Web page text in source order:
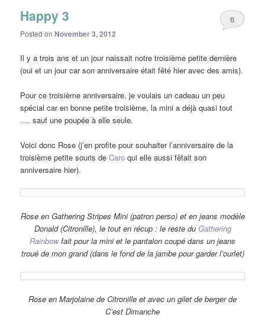
Happy 3
Posted on November 3, 2012
6
Il y a trois ans et un jour naissait notre troisième petite dernière
(oui et un jour car son anniversaire était fêté hier avec des amis).
Pour ce troisième anniversaire, je voulais un cadeau un peu
spécial car en bonne petite troisième, la mini a déjà quasi tout
…. sauf une poupée à elle seule.
Voici donc Rose (j’en profite pour souhaiter l’anniversaire de la
troisième petite souris deCaro qui elle aussi fêtait son
anniversaire hier).
Rose en Gathering Stripes Mini (patron perso) et en jeans modèle
Donald (Citronille), le tout en récup : le reste du Gathering
Rainbowfait pour la mini et le pantalon coupé dans un jeans
troué de mon grand (dans le fond de la jambe pour garder l’ourlet)
Rose en Marjolaine de Citronille et avec un gilet de berger de
C’est Dimanche